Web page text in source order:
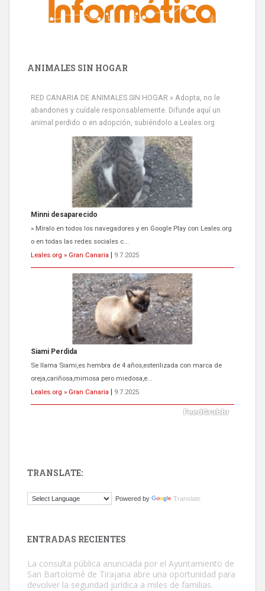
ANIMALES SIN HOGAR
RED CANARIA DE ANIMALES SIN HOGAR » Adopta, no le
abandones y cuídale responsablemente. Difunde aquí un
animal perdido o en adopción, subiéndolo a Leales.org
Siami Perdida
Se llama Siami,es hembra de 4 años,esterilizada con marca de
oreja,cariñosa,mimosa pero miedosa,e...
Leales.org » Gran Canaria
9.7.2025
ADOPCIÓN URGENTE GATA TEROR GRAN CANARIA
El ayuntamiento se va a llevar a Los Gatos callejeros de la zona los
próximos días, ella incluida...
Leales.org » Gran Canaria
9.7.2025
Este gato macho ha aparecido en la calle hace menos de un mes,
TRANSLATE:
Powered by Translate
ENTRADAS RECIENTES
La consulta pública anunciada por el Ayuntamiento de
San Bartolomé de Tirajana abre una oportunidad para
devolver la seguridad jurídica a miles de familias.